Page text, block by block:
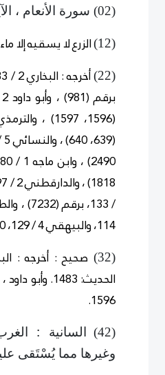
(
02
) سورة الأنعام ،
(
1 2
)الزرع لا يسقيه إلا
(
22
)
114، والبيهقي 4 / 129، 130، 131 .
(
32
) صحيح : أخرجه :
الحديث: 1483.
1596.
(
42
) السانية :
وغيرها مما يُسْتَقى